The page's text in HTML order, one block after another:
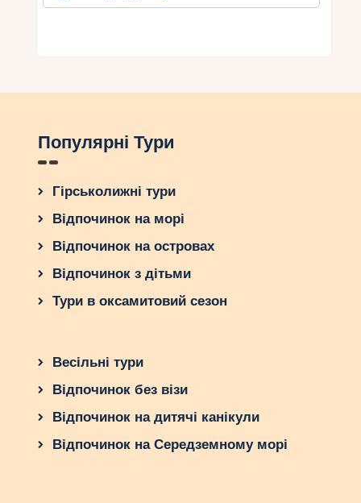
Популярні Тури
Гірськолижні тури
Відпочинок на морі
Відпочинок на островах
Відпочинок з дітьми
Тури в оксамитовий сезон
Весільні тури
Відпочинок без візи
Відпочинок на дитячі канікули
Відпочинок на Середземному морі